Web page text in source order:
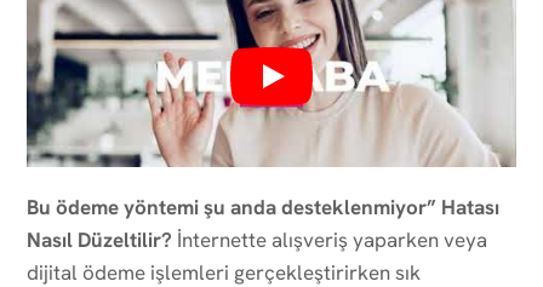
Bu ödeme yöntemi şu anda desteklenmiyor” Hatası
Nasıl Düzeltilir? İnternette alışveriş yaparken veya
dijital ödeme işlemleri gerçekleştirirken sık